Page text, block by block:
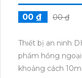
00 ₫ 00 ₫
Thiết bị an ninh
phẩm hồng
khoảng cách